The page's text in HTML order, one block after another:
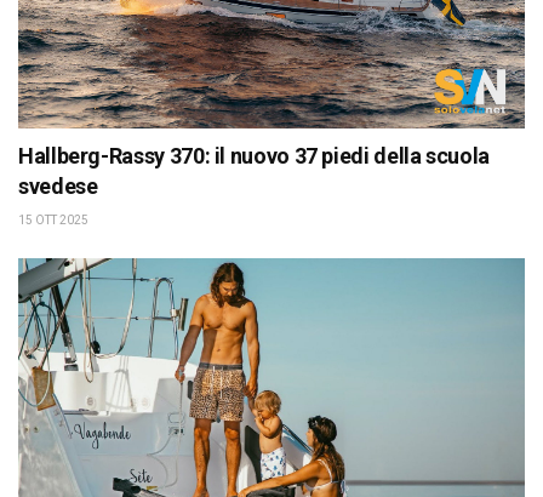
Hallberg-Rassy 370: il nuovo 37 piedi della scuola
svedese
15 OTT 2025